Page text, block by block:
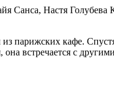
Санса, Настя Голубева
парижских кафе.
встречается с